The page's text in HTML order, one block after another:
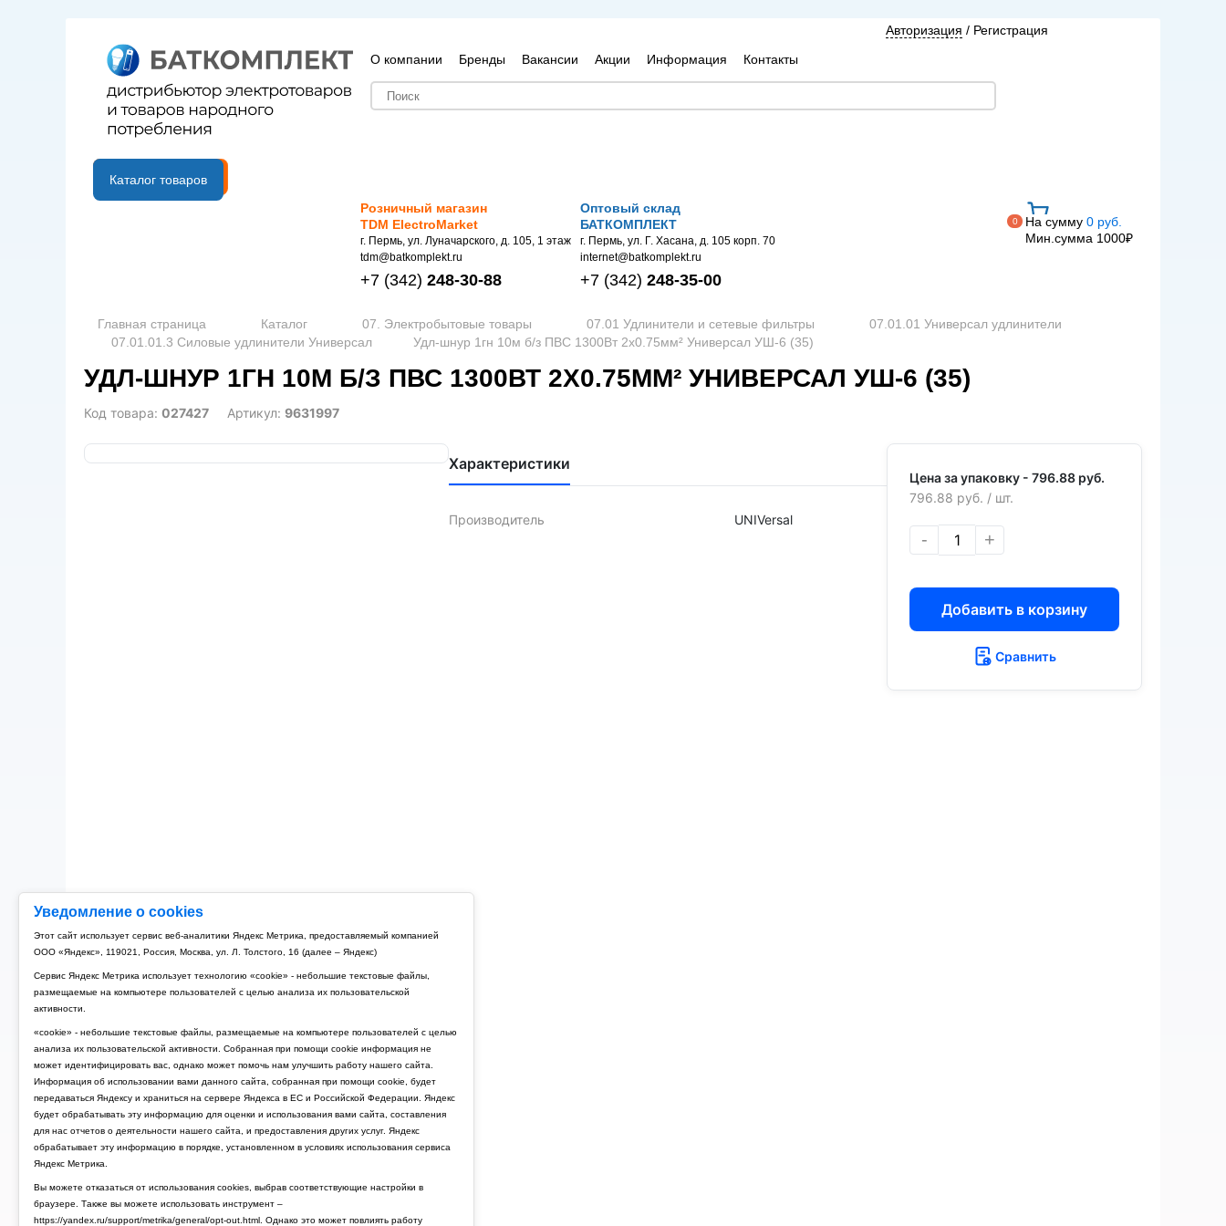
Уведомление о cookies
Этот сайт использует сервис веб-аналитики Яндекс Метрика, предоставляемый компанией
ООО «Яндекс», 119021, Россия, Москва, ул. Л. Толстого, 16 (далее – Яндекс)
Сервис Яндекс Метрика использует технологию «cookie» - небольшие текстовые файлы,
размещаемые на компьютере пользователей с целью анализа их пользовательской
активности.
«cookie» - небольшие текстовые файлы, размещаемые на компьютере пользователей с целью
анализа их пользовательской активности. Собранная при помощи cookie информация не
может идентифицировать вас, однако может помочь нам улучшить работу нашего сайта.
Информация об использовании вами данного сайта, собранная при помощи cookie, будет
передаваться Яндексу и храниться на сервере Яндекса в ЕС и Российской Федерации. Яндекс
будет обрабатывать эту информацию для оценки и использования вами сайта, составления
для нас отчетов о деятельности нашего сайта, и предоставления других услуг. Яндекс
обрабатывает эту информацию в порядке, установленном в условиях использования сервиса
Яндекс Метрика.
Вы можете отказаться от использования cookies, выбрав соответствующие настройки в
браузере. Также вы можете использовать инструмент –
https://yandex.ru/support/metrika/general/opt-out.html. Однако это может повлиять работу
О компании Бренды Вакансии Акции Информация Контакты
Авторизация / Регистрация
B2B портал
Каталог товаров
Розничный магазин
TDM ElectroMarket
г. Пермь, ул. Луначарского, д. 105, 1 этаж
tdm@batkomplekt.ru
+7 (342) 248-30-88
Оптовый склад
БАТКОМПЛЕКТ
г. Пермь, ул. Г. Хасана, д. 105 корп. 70
internet@batkomplekt.ru
+7 (342) 248-35-00
0 На сумму 0 руб.
Мин.сумма 1000₽
Главная страница Каталог 07. Электробытовые товары 07.01 Удлинители и сетевые фильтры
07.01.01 Универсал удлинители
07.01.01.3 Силовые удлинители Универсал
Удл-шнур 1гн 10м б/з ПВС 1300Вт 2x0.75мм² Универсал УШ-6 (35)
УДЛ-ШНУР 1ГН 10М Б/З ПВС 1300ВТ 2X0.75ММ² УНИВЕРСАЛ УШ-6 (35)
Код товара: 027427 Артикул: 9631997
Характеристики
Производитель UNIVersal
Цена за упаковку - 796.88 руб.
796.88 руб. / шт.
- +
Добавить в корзину
Сравнить